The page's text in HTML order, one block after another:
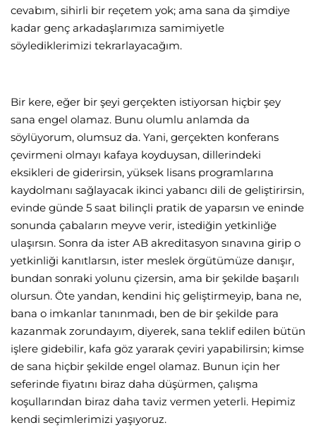
cevabım, sihirli bir reçetem yok; ama sana da şimdiye
kadar genç arkadaşlarımıza samimiyetle
söylediklerimizi tekrarlayacağım.
Bir kere, eğer bir şeyi gerçekten istiyorsan hiçbir şey
sana engel olamaz. Bunu olumlu anlamda da
söylüyorum, olumsuz da. Yani, gerçekten konferans
çevirmeni olmayı kafaya koyduysan, dillerindeki
eksikleri de giderirsin, yüksek lisans programlarına
kaydolmanı sağlayacak ikinci yabancı dili de geliştirirsin,
evinde günde 5 saat bilinçli pratik de yaparsın ve eninde
sonunda çabaların meyve verir, istediğin yetkinliğe
ulaşırsın. Sonra da ister AB akreditasyon sınavına girip o
yetkinliği kanıtlarsın, ister meslek örgütümüze danışır,
bundan sonraki yolunu çizersin, ama bir şekilde başarılı
olursun. Öte yandan, kendini hiç geliştirmeyip, bana ne,
bana o imkanlar tanınmadı, ben de bir şekilde para
kazanmak zorundayım, diyerek, sana teklif edilen bütün
işlere gidebilir, kafa göz yararak çeviri yapabilirsin; kimse
de sana hiçbir şekilde engel olamaz. Bunun için her
seferinde fiyatını biraz daha düşürmen, çalışma
koşullarından biraz daha taviz vermen yeterli. Hepimiz
kendi seçimlerimizi yaşıyoruz.